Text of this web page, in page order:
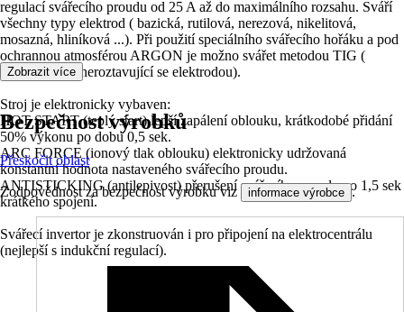
regulací svářecího proudu od 25 A až do maximálního rozsahu. Sváří
všechny typy elektrod ( bazická, rutilová, nerezová, nikelitová,
mosazná, hliníková ...). Při použití speciálního svářecího hořáku a pod
ochrannou atmosférou ARGON je možno svářet metodou TIG (
wolframovou neroztavující se elektrodou).
Stroj je elektronicky vybaven:
HOT START (teplý start) lepší zapálení oblouku, krátkodobé přidání
50% výkonu po dobu 0,5 sek.
ARC FORCE (ionový tlak oblouku) elektronicky udržovaná
konstantní hodnota nastaveného svářecího proudu.
ANTISTICKING (antilepivost) přerušení svářecího proudu po 1,5 sek
krátkého spojení.
Svářecí invertor je zkonstruován i pro připojení na elektrocentrálu
(nejlepší s indukční regulací).
Zobrazit více
Bezpečnost výrobků
Přeskočit oblast
Zodpovědnost za bezpečnost výrobku viz informace výrobce .